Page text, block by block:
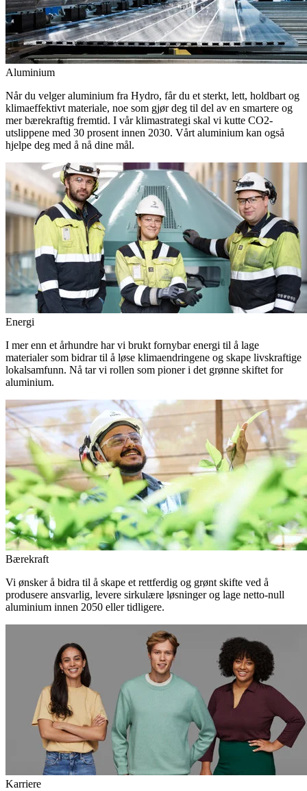
Aluminium
Når du velger aluminium fra Hydro, får du et sterkt, lett, holdbart og
klimaeffektivt materiale, noe som gjør deg til del av en smartere og
mer bærekraftig fremtid. I vår klimastrategi skal vi kutte CO2-
utslippene med 30 prosent innen 2030. Vårt aluminium kan også
hjelpe deg med å nå dine mål.
Energi
I mer enn et århundre har vi brukt fornybar energi til å lage
materialer som bidrar til å løse klimaendringene og skape livskraftige
lokalsamfunn. Nå tar vi rollen som pioner i det grønne skiftet for
aluminium.
Bærekraft
Vi ønsker å bidra til å skape et rettferdig og grønt skifte ved å
produsere ansvarlig, levere sirkulære løsninger og lage netto-null
aluminium innen 2050 eller tidligere.
Karriere